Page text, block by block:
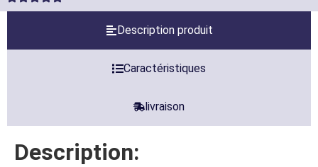
Description produit
Caractéristiques
livraison
Description: